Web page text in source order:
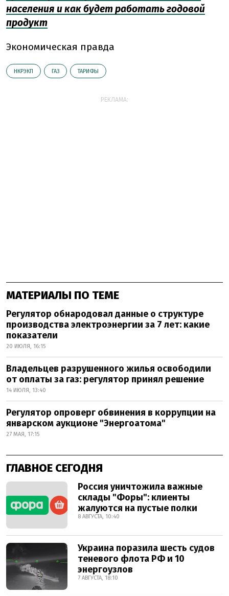
населения и как будет работать годовой
продукт
Экономическая правда
НКРЭКП ГАЗ ТАРИФЫ
РЕКЛАМА:
МАТЕРИАЛЫ ПО ТЕМЕ
Регулятор обнародовал данные о структуре
производства электроэнергии за 7 лет: какие
показатели
20 ИЮЛЯ, 16:15
Владельцев разрушенного жилья освободили
от оплаты за газ: регулятор принял решение
14 ИЮЛЯ, 13:40
Регулятор опроверг обвинения в коррупции на
январском аукционе "Энергоатома"
27 МАЯ, 17:15
ГЛАВНОЕ СЕГОДНЯ
Россия уничтожила важные
склады "Форы": клиенты
жалуются на пустые полки
8 АВГУСТА, 10:40
Украина поразила шесть судов
теневого флота РФ и 10
энергоузлов
7 АВГУСТА, 18:10